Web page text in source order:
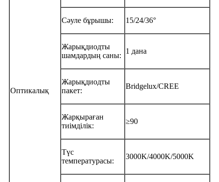
Оптикалық
Сәуле бұрышы: 15/24/36°
Жарықдиодты
шамдардың саны:
1 дана
Жарықдиодты
пакет:
Bridgelux/CREE
Жарқыраған
тиімділік:
≥90
Түс
температурасы:
3000K/4000K/5000K